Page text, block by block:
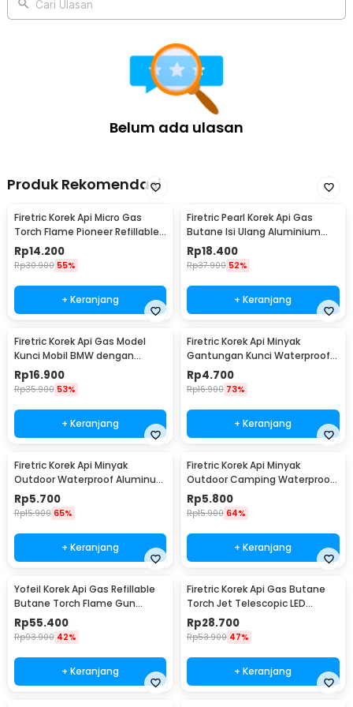
Rincian yang Anda dapatkan untuk pembelian produk ini:
1 x Firetric Korek Api Elektrik Pulse Plasma Cross Double Arc
Cari Ulasan
Belum ada ulasan
Produk Rekomendasi
Firetric Korek Api Micro Gas
Torch Flame Pioneer Refillable
Windproof - 7MK2AF
Rp14.200
Rp30.900 55%
+ Keranjang
Firetric Pearl Korek Api Gas
Butane Isi Ulang Aluminium
Elegant - DOL077
Rp18.400
Rp37.900 52%
+ Keranjang
Firetric Korek Api Gas Model
Kunci Mobil BMW dengan
Lampu LED Senter
Rp16.900
Rp35.900 53%
+ Keranjang
Firetric Korek Api Minyak
Gantungan Kunci Waterproof
Survival Aluminum - A1243
Rp4.700
Rp16.900 73%
+ Keranjang
Firetric Korek Api Minyak
Outdoor Waterproof Aluminum
Gantungan Kunci - ES002
Rp5.700
Rp15.900 65%
+ Keranjang
Firetric Korek Api Minyak
Outdoor Camping Waterproof
Lighter - 18G
Rp5.800
Rp15.900 64%
+ Keranjang
Yofeil Korek Api Gas Refillable
Butane Torch Flame Gun
Lighter - TX-19
Rp55.400
Rp93.900 42%
+ Keranjang
Firetric Korek Api Gas Butane
Torch Jet Telescopic LED
Lighter - LE196
Rp28.700
Rp53.900 47%
+ Keranjang